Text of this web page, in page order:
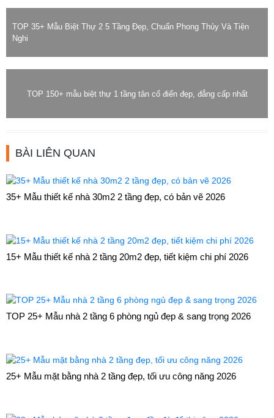
TOP 35+ Mẫu Biệt Thự 2 5 Tầng Đẹp, Chuẩn Phong Thủy Và Tiện
Nghi
TOP 150+ mẫu biệt thự 1 tầng tân cổ điển đẹp, đẳng cấp nhất
BÀI LIÊN QUAN
35+ Mẫu thiết kế nhà 30m2 2 tầng đẹp, có bản vẽ 2026
15+ Mẫu thiết kế nhà 2 tầng 20m2 đẹp, tiết kiệm chi phí 2026
TOP 25+ Mẫu nhà 2 tầng 6 phòng ngủ đẹp & sang trọng 2026
25+ Mẫu mặt bằng nhà 2 tầng đẹp, tối ưu công năng 2026